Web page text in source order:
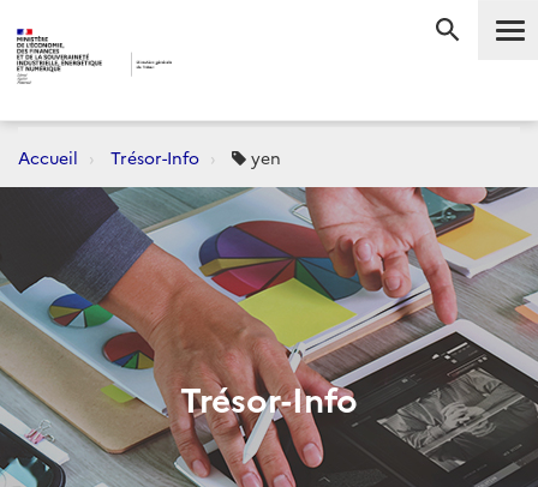
Accueil Trésor-Info yen
Trésor-Info